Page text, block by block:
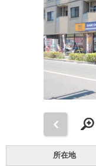
所在地